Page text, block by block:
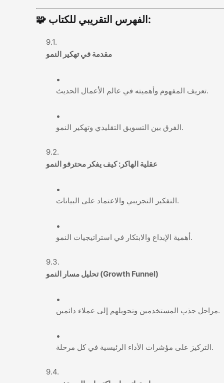
🧩 الفهرس التقريبي للكتاب:
مقدمة في تهكير النمو
تعريف المفهوم وأهميته في عالم الأعمال الحديث.
الفرق بين التسويق التقليدي وتهكير النمو.
عقلية الهاكر: كيف يفكر محترفو النمو
التفكير التجريبي والاعتماد على البيانات.
أهمية الإبداع والابتكار في استراتيجيات النمو.
تحليل مسار النمو (Growth Funnel)
مراحل جذب المستخدمين وتحويلهم إلى عملاء دائمين.
التركيز على مؤشرات الأداء الرئيسية في كل مرحلة.